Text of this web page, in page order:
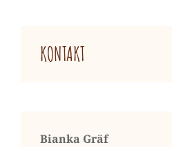
KONTAKT
Bianka Gräf